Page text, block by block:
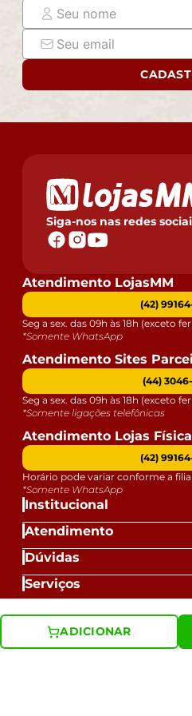
ADICIONAR
assine o comprovante de
- Montagem, desmontagem e
de responsabilidade do cliente.
responsabilizamos, no ato da
escadas/elevadores ou pelo
portas, escadas e/ou
Siga-nos nas redes
Institucional
Atendimento
Dúvidas
Serviços
Atendimento LojasMM
(42)
Seg a sex. das 09h às 18h (exceto
*Somente WhatsApp
Atendimento Sites
(44)
Seg a sex. das 09h às 18h (exceto
*Somente ligações telefônicas
Atendimento Lojas
(42)
Horário pode variar conforme a filial
*Somente WhatsApp